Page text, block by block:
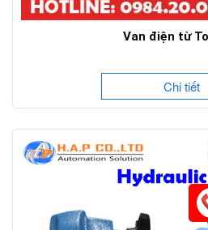
Van điện từ
Chi tiết